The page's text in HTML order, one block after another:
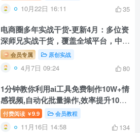
10月22日 16:11 35
电商圈多年实战干货-更新4月：多位资
深师兄实战干货，覆盖全域平台，中小
卖家可复制的盈利指南
会员专属 原创实战
4月7日 09:24 80
1分钟教你利用ai工具免费制作10W+情
感视频,自动化批量操作,效率提升10
倍！
付费阅读 ￥9.9 会员教程
11月16日 14:58 134